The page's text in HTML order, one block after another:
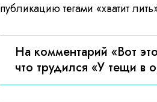
публикацию тегами «хватит
На комментарий «Вот
что трудился «У тещи в